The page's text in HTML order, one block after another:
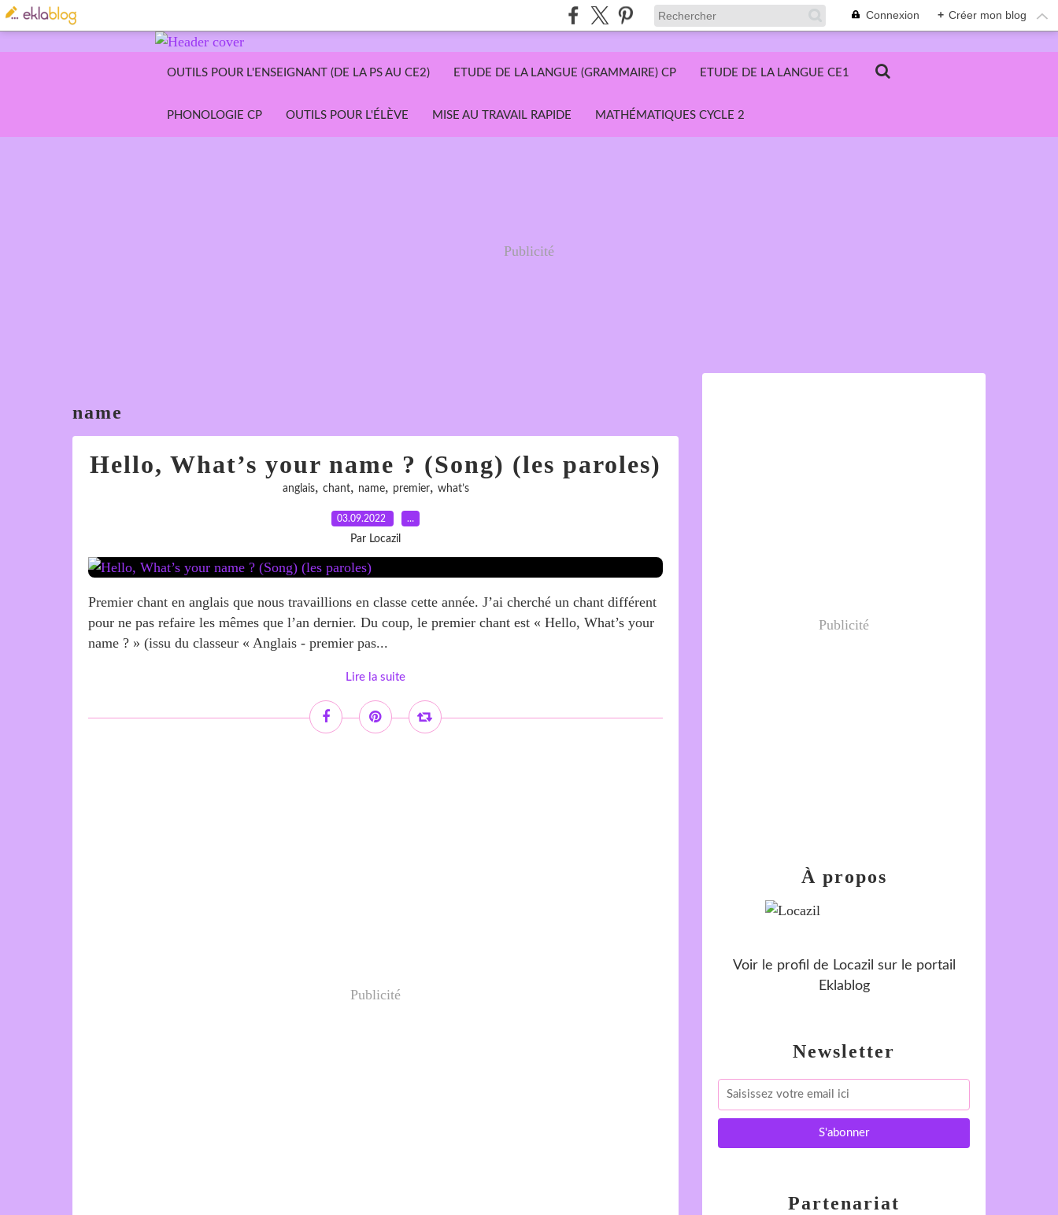
Connexion + Créer mon blog
OUTILS POUR L'ENSEIGNANT (DE LA PS AU CE2) ETUDE DE LA LANGUE (GRAMMAIRE) CP ETUDE DE LA LANGUE CE1
PHONOLOGIE CP OUTILS POUR L'ÉLÈVE MISE AU TRAVAIL RAPIDE MATHÉMATIQUES CYCLE 2
Publicité
name
Hello, What’s your name ? (Song) (les paroles)
anglais, chant, name, premier, what’s
03.09.2022 …
Par Locazil
Premier chant en anglais que nous travaillions en classe cette année. J’ai cherché un chant différent
pour ne pas refaire les mêmes que l’an dernier. Du coup, le premier chant est « Hello, What’s your
name ? » (issu du classeur « Anglais - premier pas...
Lire la suite
Publicité
Newsletter
Publicité
À propos
Voir le profil de Locazil sur le portail
Eklablog
Partenariat